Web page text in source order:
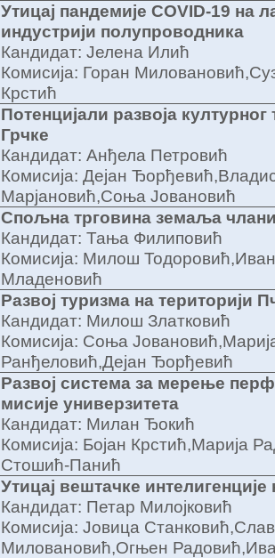
Утицај пандемије COVID-19 на
индустрији полупроводника
Кандидат: Јелена Илић
Комисија: Горан
Крстић
Потенцијали развоја
Грчке
Кандидат: Анђела Петровић
Комисија: Дејан
Марјановић,Соња Јовановић
Спољна трговина земаља
Кандидат: Тања Филиповић
Комисија: Милош
Младеновић
Развој туризма на територији
Кандидат: Милош Златковић
Комисија: Соња
Ранђеловић,Дејан Ђорђевић
Развој система за мерење
мисије универзитета
Кандидат: Милан Ђокић
Комисија: Бојан Крстић,Марија
Стошић-Панић
Утицај вештачке
Кандидат: Петар Милојковић
Комисија: Јовица
Миловановић,Огњен